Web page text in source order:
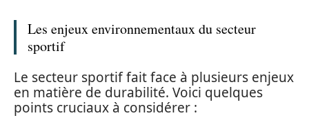
Les enjeux environnementaux du secteur
sportif
Le secteur sportif fait face à plusieurs enjeux
en matière de durabilité. Voici quelques
points cruciaux à considérer :